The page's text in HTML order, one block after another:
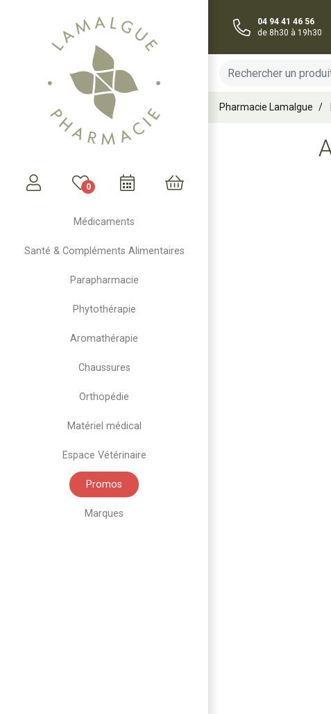
0
Médicaments
Santé & Compléments Alimentaires
Parapharmacie
Phytothérapie
Aromathérapie
Chaussures
Orthopédie
Matériel médical
Espace Vétérinaire
Promos
Marques
04 94 41 46 56
de 8h30 à 19h30
Pharmacie Lamalgue